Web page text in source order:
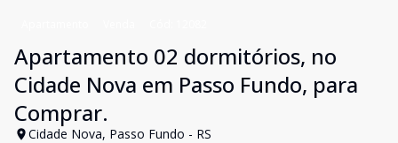
Apartamento 02 dormitórios, no
Cidade Nova em Passo Fundo, para
Comprar.
Cidade Nova, Passo Fundo - RS